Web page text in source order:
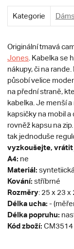
Kategorie
Originální tmavá
Jones . Kabelka se
nákupy, či na
působí velice
na přední straně,
kabelka. Je menší
kapsičky na mobil a
rovněž kapsu na
tak jednoduše
vyzkoušejte, vrátit
A4: ne
Materiál:
Kování: stříbrné
Rozměry: 25 x 23 x
Délka ucha: -
Délka popruhu:
Kód zboží: CM3514